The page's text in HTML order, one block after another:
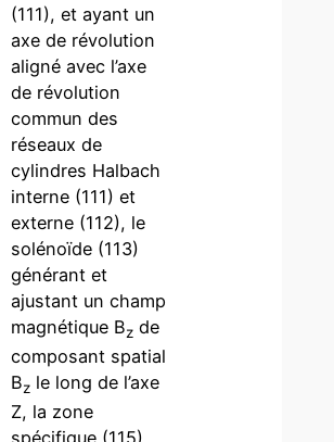
(111), et ayant un
axe de révolution
aligné avec l’axe
de révolution
commun des
réseaux de
cylindres Halbach
interne (111) et
externe (112), le
solénoïde (113)
générant et
ajustant un champ
magnétique Bz de
composant spatial
Bz le long de l’axe
Z, la zone